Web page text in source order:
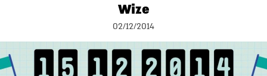
Wize
02/12/2014